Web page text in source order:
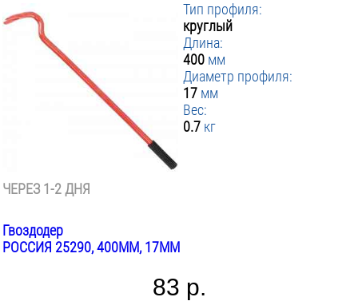
Тип профиля:
круглый
Длина:
400 мм
Диаметр профиля:
17 мм
Вес:
0.7 кг
ЧЕРЕЗ 1-2 ДНЯ
Гвоздодер
РОССИЯ 25290, 400ММ, 17ММ
83 р.